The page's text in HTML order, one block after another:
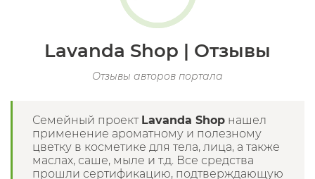
Lavanda Shop | Отзывы
Отзывы авторов портала
Семейный проект Lavanda Shop нашел
применение ароматному и полезному
цветку в косметике для тела, лица, а также
маслах, саше, мыле и т.д. Все средства
прошли сертификацию, подтверждающую